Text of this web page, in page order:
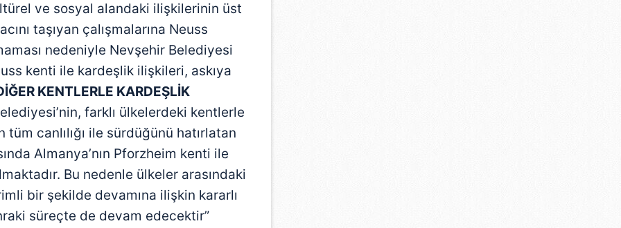
ve sosyal alandaki ilişkilerinin üst
taşıyan çalışmalarına Neuss
nedeniyle Nevşehir Belediyesi
kenti ile kardeşlik ilişkileri, askıya
KENTLERLE KARDEŞLİK
farklı ülkelerdeki kentlerle
canlılığı ile sürdüğünü hatırlatan
Almanya’nın Pforzheim kenti ile
Bu nedenle ülkeler arasındaki
bir şekilde devamına ilişkin kararlı
süreçte de devam edecektir”